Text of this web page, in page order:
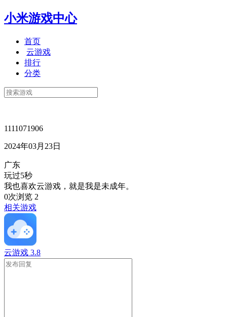
小米游戏中心
首页
云游戏
排行
分类
1111071906
2024年03月23日
广东
玩过5秒
我也喜欢云游戏，就是我是未成年。
0次浏览 2
相关游戏
云游戏 3.8